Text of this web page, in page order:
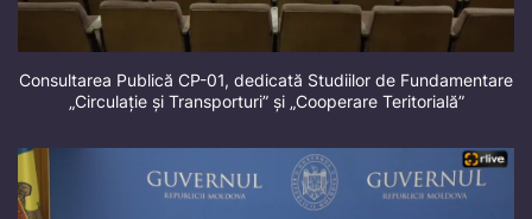
Consultarea Publică CP-01, dedicată Studiilor de Fundamentare
„Circulație și Transporturi” și „Cooperare Teritorială”